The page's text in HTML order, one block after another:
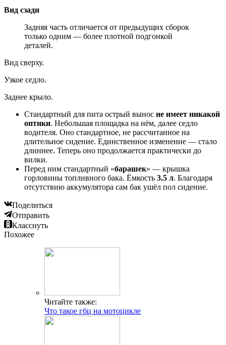
Вид сзади
Задняя часть отличается от предыдущих сборок
только одним — более плотной подгонкой
деталей.
Вид сверху.
Узкое седло.
Заднее крыло.
Стандартный для пита острый вынос не имеет никакой
оптики. Небольшая площадка на нём, далее седло
водителя. Оно стандартное, не рассчитанное на
длительное сидение. Единственное изменение — стало
длиннее. Теперь оно продолжается практически до
вилки.
Перед ним стандартный «барашек» — крышка
горловины топливного бака. Ёмкость 3.5 л. Благодаря
отсутствию аккумулятора сам бак ушёл пол сидение.
Поделиться
Отправить
Класснуть
Похожее
Читайте также:
Что такое гбц на мотоцикле